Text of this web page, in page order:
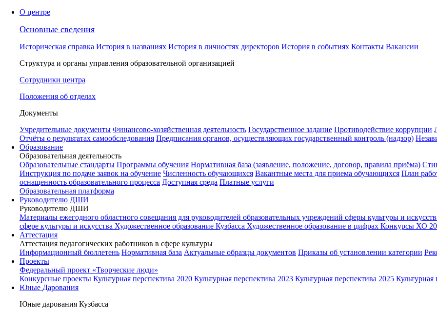
О центре
Основные сведения
Историческая справка История в названиях История в личностях директоров История в событиях Контакты Вакансии
Структура и органы управления образовательной организацией
Сотрудники центра
Положения об отделах
Документы
Учредительные документы Финансово-хозяйственная деятельность Государственное задание Противодействие коррупции
Отчёты о результатах самообследования Предписания органов, осуществляющих государственный контроль (надзор)
Образование
Образовательная деятельность
Образовательные стандарты Программы обучения Нормативная база (заявление, положение, договор, правила приёма)
Инструкция по подаче заявок на обучение Численность обучающихся Вакантные места для приема обучающихся План
оснащенность образовательного процесса Доступная среда Платные услуги
Образовательная платформа
Руководителю ДШИ
Руководителю ДШИ
Материалы ежегодного областного совещания для руководителей образовательных учреждений сферы культуры и
сфере культуры и искусства Художественное образование Кузбасса Художественное образование в цифрах Конкурсы ХО
Аттестация
Аттестация педагогических работников в сфере культуры
Информационный бюллетень Нормативная база Актуальные образцы документов Приказы об установлении категории
Проекты
Федеральный проект «Творческие люди»
Конкурсные проекты Культурная перспектива 2020 Культурная перспектива 2023 Культурная перспектива 2025 Культурная
Юные Дарования
Юные дарования Кузбасса